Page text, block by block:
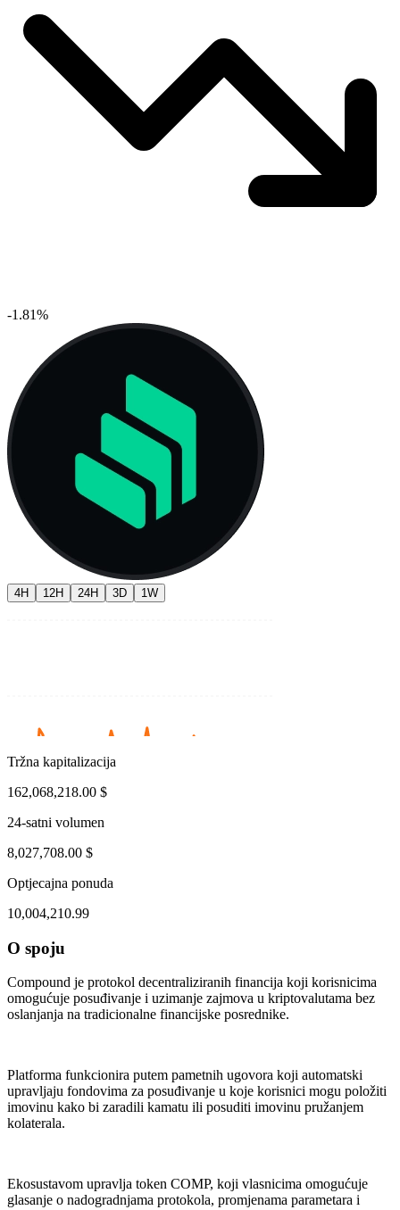
-1.81%
4H 12H 24H 3D 1W
31, 05:33 AM
Tržna kapitalizacija
162,068,218.00 $
24-satni volumen
8,027,708.00 $
Optjecajna ponuda
10,004,210.99
O spoju
Compound je protokol decentraliziranih financija koji korisnicima
omogućuje posuđivanje i uzimanje zajmova u kriptovalutama bez
oslanjanja na tradicionalne financijske posrednike.
Platforma funkcionira putem pametnih ugovora koji automatski
upravljaju fondovima za posuđivanje u koje korisnici mogu položiti
imovinu kako bi zaradili kamatu ili posuditi imovinu pružanjem
kolaterala.
Ekosustavom upravlja token COMP, koji vlasnicima omogućuje
glasanje o nadogradnjama protokola, promjenama parametara i